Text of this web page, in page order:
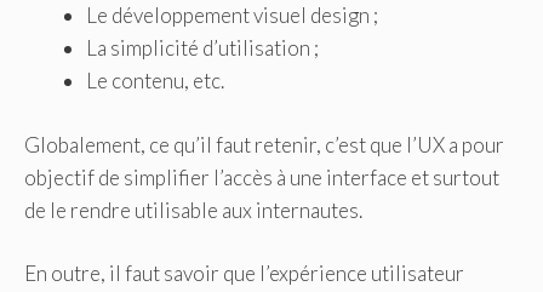
Le développement visuel design ;
La simplicité d’utilisation ;
Le contenu, etc.
Globalement, ce qu’il faut retenir, c’est que l’UX a pour
objectif de simplifier l’accès à une interface et surtout
de le rendre utilisable aux internautes.
En outre, il faut savoir que l’expérience utilisateur